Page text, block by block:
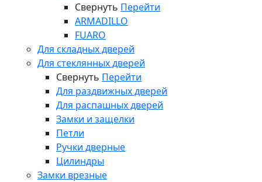
Свернуть Перейти
ARMADILLO
FUARO
Для складных дверей
Для стеклянных дверей
Свернуть Перейти
Для раздвижных дверей
Для распашных дверей
Замки и защелки
Петли
Ручки дверные
Цилиндры
Замки врезные